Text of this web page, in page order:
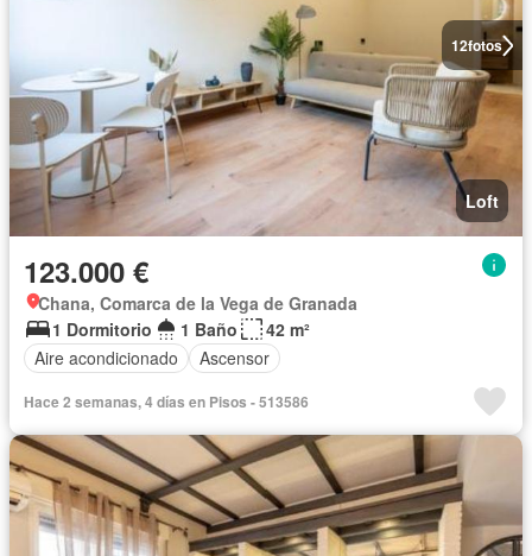
12fotos
Loft
123.000 €
Chana, Comarca de la Vega de Granada
1 Dormitorio
1 Baño
42 m²
Aire acondicionado
Ascensor
Hace 2 semanas, 4 días en Pisos - 513586